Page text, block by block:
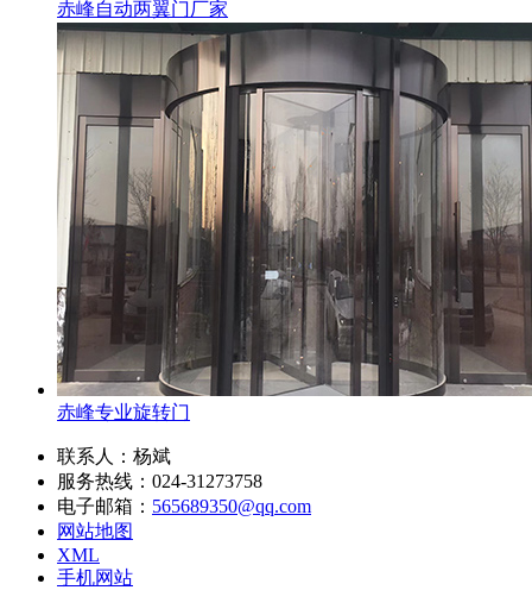
赤峰自动两翼门厂家
赤峰专业旋转门
联系人：杨斌
服务热线：024-31273758
电子邮箱： 565689350@qq.com
网站地图
XML
手机网站